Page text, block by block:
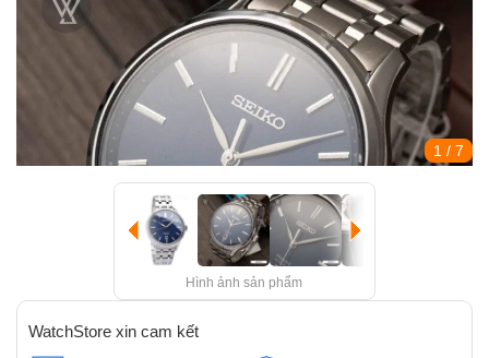
1 / 7
Hình ảnh sản phẩm
WatchStore xin cam kết